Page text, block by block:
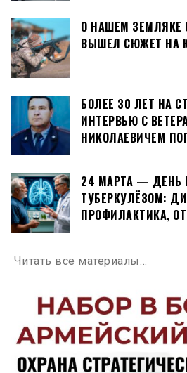
О НАШЕМ
ВЫШЕЛ СЮЖЕТ НА
БОЛЕЕ 30 ЛЕТ НА
ИНТЕРВЬЮ С
НИКОЛАЕВИЧЕМ
24 МАРТА — ДЕНЬ
ТУБЕРКУЛЁЗОМ:
ПРОФИЛАКТИКА,
Читать все материалы…